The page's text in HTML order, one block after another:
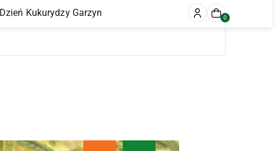
Dzień Kukurydzy Garzyn 0